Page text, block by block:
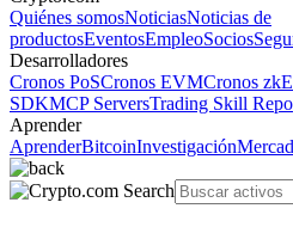
Quiénes somosNoticiasNoticias de
productosEventosEmpleoSocios
Desarrolladores
Cronos PoSCronos EVMCronos
SDKMCP ServersTrading Skill Repo
Aprender
AprenderBitcoinInvestigación